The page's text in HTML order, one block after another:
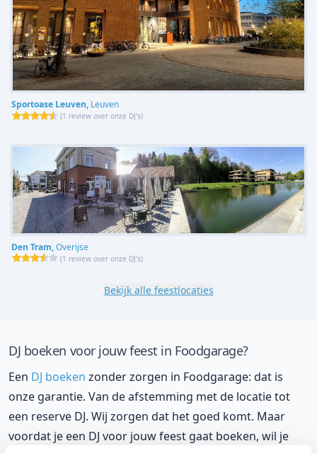
Sportoase Leuven, Leuven
(1 review over onze DJ's)
Den Tram,Overijse
(1 review over onze DJ's)
Bekijk alle feestlocaties
DJ boeken voor jouw feest in Foodgarage?
Een DJ boeken zonder zorgen in Foodgarage: dat is
onze garantie. Van de afstemming met de locatie tot
een reserve DJ. Wij zorgen dat het goed komt. Maar
voordat je een DJ voor jouw feest gaat boeken, wil je